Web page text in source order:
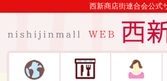
西新商店街連合会公式